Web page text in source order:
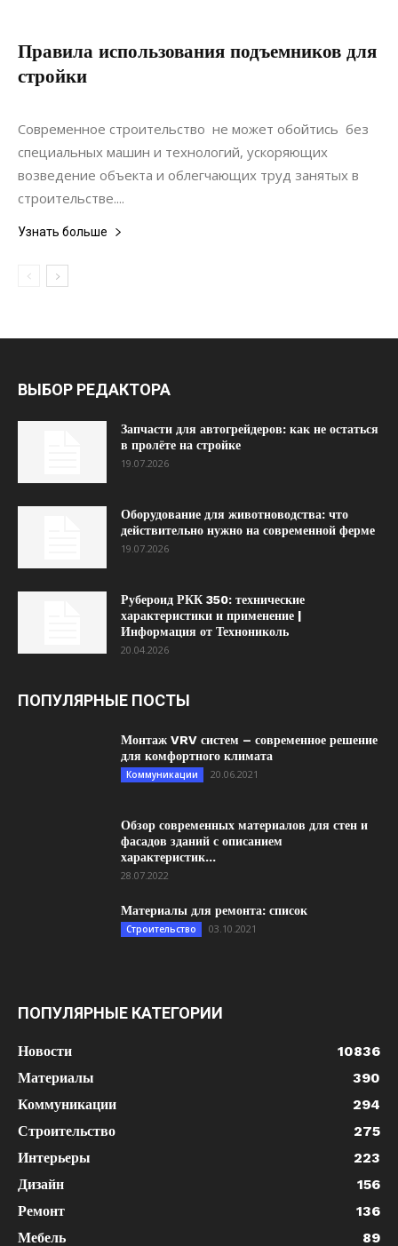
Правила использования подъемников для
стройки
11.01.2022
Современное строительство не может обойтись без
специальных машин и технологий, ускоряющих
возведение объекта и облегчающих труд занятых в
строительстве....
Узнать больше
ВЫБОР РЕДАКТОРА
Запчасти для автогрейдеров: как не остаться
в пролёте на стройке
19.07.2026
Оборудование для животноводства: что
действительно нужно на современной ферме
19.07.2026
Рубероид РКК 350: технические
характеристики и применение |
Информация от Технониколь
20.04.2026
ПОПУЛЯРНЫЕ ПОСТЫ
Монтаж VRV систем – современное решение
для комфортного климата
Коммуникации 20.06.2021
Обзор современных материалов для стен и
фасадов зданий с описанием
характеристик...
28.07.2022
Материалы для ремонта: список
Строительство 03.10.2021
ПОПУЛЯРНЫЕ КАТЕГОРИИ
Новости
10836
Материалы
390
Коммуникации
294
Строительство
275
Интерьеры
223
Дизайн
156
Ремонт
136
Мебель
89